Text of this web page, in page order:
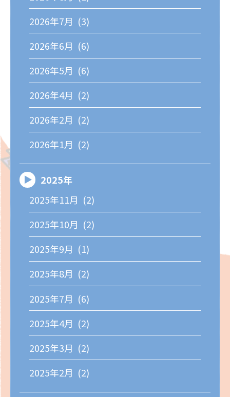
2026年7月 (3)
2026年6月 (6)
2026年5月 (6)
2026年4月 (2)
2026年2月 (2)
2026年1月 (2)
2025年
2025年11月 (2)
2025年10月 (2)
2025年9月 (1)
2025年8月 (2)
2025年7月 (6)
2025年4月 (2)
2025年3月 (2)
2025年2月 (2)